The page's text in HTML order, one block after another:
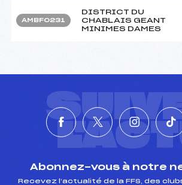
AMBF0231
DISTRICT DU
CHABLAIS GEANT
MINIMES DAMES
Abonnez-vous à notre
Recevez l’actualité de la FFS, des